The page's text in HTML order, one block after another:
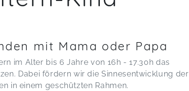
mit Mama oder Papa
im Alter bis 6 Jahre von 16h - 17.30h das
Dabei fördern wir die Sinnesentwicklung der
in einem geschützten Rahmen.